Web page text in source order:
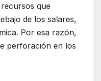
que
de los salares,
Por esa razón,
perforación en los